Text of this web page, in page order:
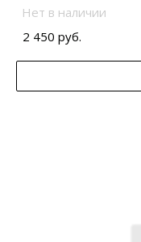
Нет в наличии
2 450 руб.